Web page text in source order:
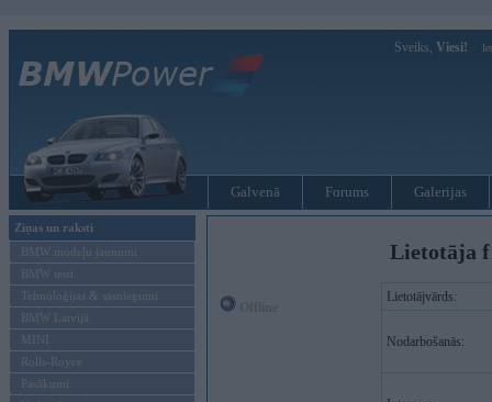
Sveiks, Viesi!
Galvenā Forums Galerijas
Ziņas un raksti
BMW modeļu jaunumi
BMW testi
Tehnoloģijas & sasniegumi
BMW Latvijā
MINI
Rolls-Royce
Pasākumi
Lietotāja
Lietotājvārds:
Nodarbošanās: